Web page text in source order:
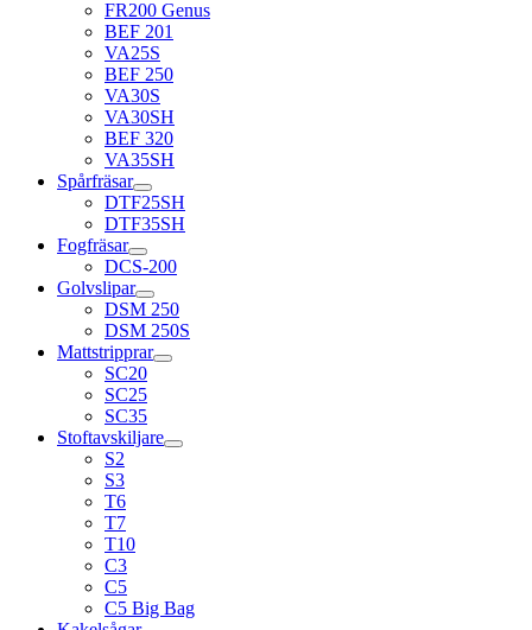
FR200 Genus
BEF 201
VA25S
BEF 250
VA30S
VA30SH
BEF 320
VA35SH
Spårfräsar
DTF25SH
DTF35SH
Fogfräsar
DCS-200
Golvslipar
DSM 250
DSM 250S
Mattstripprar
SC20
SC25
SC35
Stoftavskiljare
S2
S3
T6
T7
T10
C3
C5
C5 Big Bag